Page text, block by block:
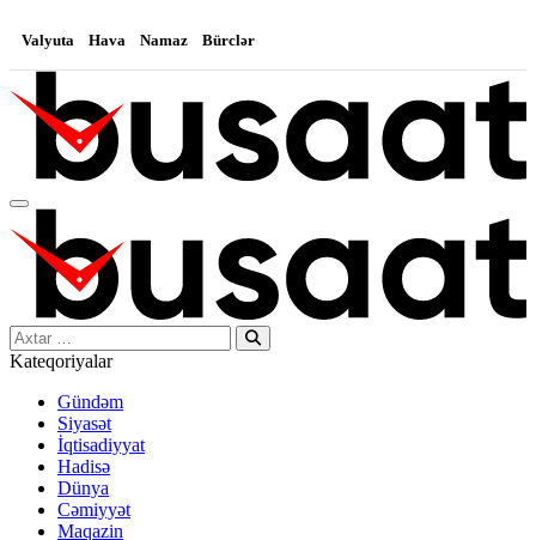
Valyuta Hava Namaz Bürclər
Search…
Kateqoriyalar
Gündəm
Siyasət
İqtisadiyyat
Hadisə
Dünya
Cəmiyyət
Maqazin